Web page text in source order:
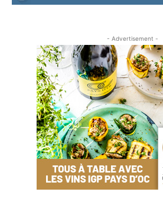
- Advertisement -